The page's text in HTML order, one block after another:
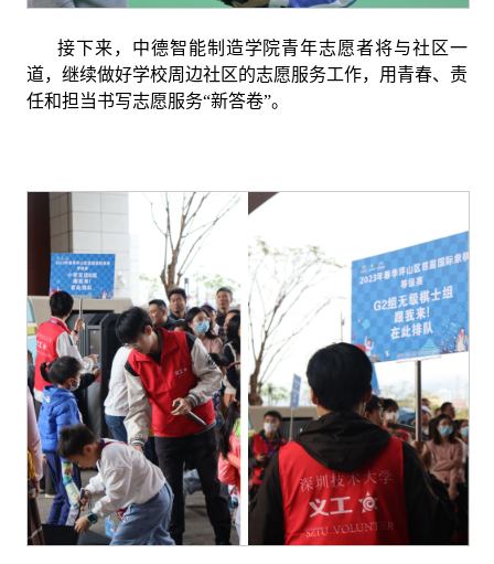
接下来，中德智能制造学院青年志愿者将与社区一
道，继续做好学校周边社区的志愿服务工作，用青春、责
任和担当书写志愿服务“新答卷”。